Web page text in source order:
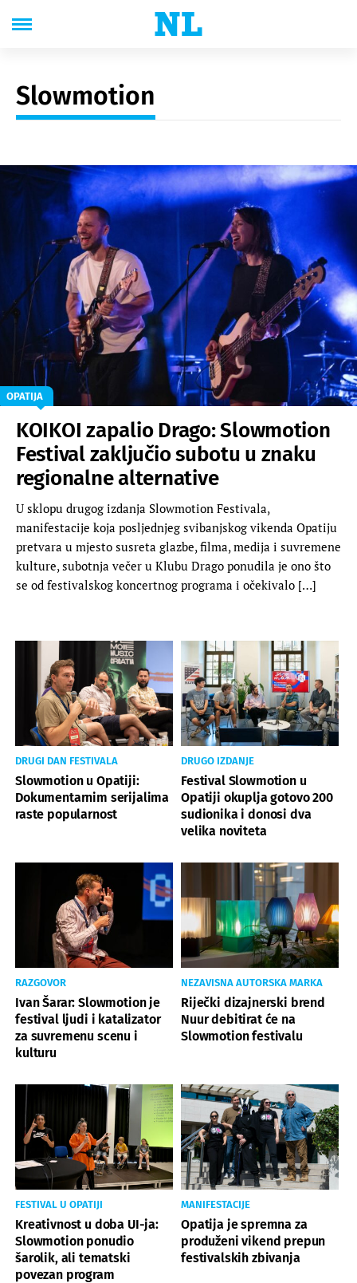
Slowmotion
OPATIJA
KOIKOI zapalio Drago: Slowmotion
Festival zaključio subotu u znaku
regionalne alternative
U sklopu drugog izdanja Slowmotion Festivala,
manifestacije koja posljednjeg svibanjskog vikenda Opatiju
pretvara u mjesto susreta glazbe, filma, medija i suvremene
kulture, subotnja večer u Klubu Drago ponudila je ono što
se od festivalskog koncertnog programa i očekivalo […]
DRUGI DAN FESTIVALA
Slowmotion u Opatiji:
Dokumentarnim serijalima
raste popularnost
DRUGO IZDANJE
Festival Slowmotion u
Opatiji okuplja gotovo 200
sudionika i donosi dva
velika noviteta
RAZGOVOR
Ivan Šarar: Slowmotion je
festival ljudi i katalizator
za suvremenu scenu i
kulturu
NEZAVISNA AUTORSKA MARKA
Riječki dizajnerski brend
Nuur debitirat će na
Slowmotion festivalu
FESTIVAL U OPATIJI
Kreativnost u doba UI-ja:
Slowmotion ponudio
šarolik, ali tematski
povezan program
MANIFESTACIJE
Opatija je spremna za
produženi vikend prepun
festivalskih zbivanja